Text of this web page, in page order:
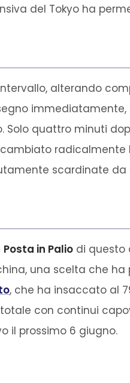
del Tokyo ha
alterando
Solo quattro minuti
scardinate da
Posta in Palio di questo
una scelta che ha
, che ha insaccato al
con continui
il prossimo 6 giugno.